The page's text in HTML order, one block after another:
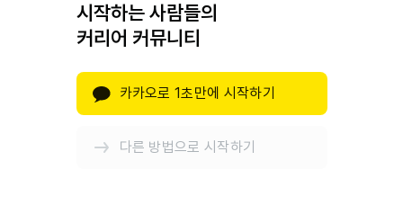
시작하는 사람들의
커리어 커뮤니티
카카오로 1초만에 시작하기
다른 방법으로 시작하기